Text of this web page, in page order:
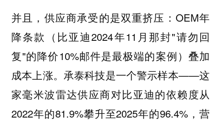
并且，供应商承受的是双重挤压：OEM年
降条款（比亚迪2024年11月那封"请勿回
复"的降价10%邮件是最极端的案例）叠加
成本上涨。承泰科技是一个警示样本——这
家毫米波雷达供应商对比亚迪的依赖度从
2022年的81.9%攀升至2025年的96.4%，营